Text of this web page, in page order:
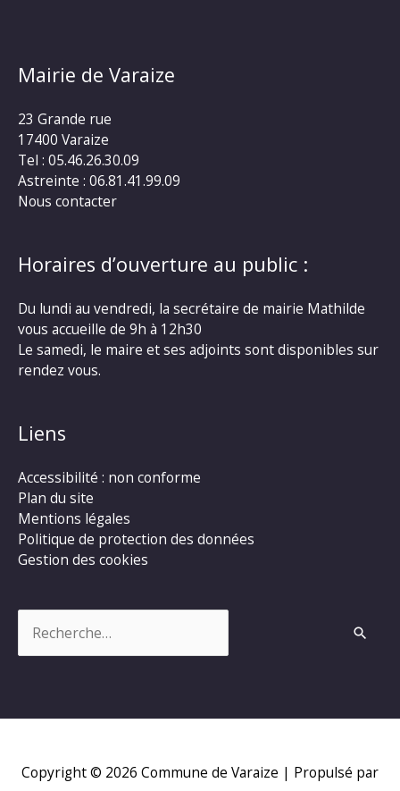
Mairie de Varaize
23 Grande rue
17400 Varaize
Tel : 05.46.26.30.09
Astreinte : 06.81.41.99.09
Nous contacter
Horaires d’ouverture au public :
Du lundi au vendredi, la secrétaire de mairie Mathilde
vous accueille de 9h à 12h30
Le samedi, le maire et ses adjoints sont disponibles sur
rendez vous.
Liens
Accessibilité : non conforme
Plan du site
Mentions légales
Politique de protection des données
Gestion des cookies
Copyright © 2026 Commune de Varaize | Propulsé par